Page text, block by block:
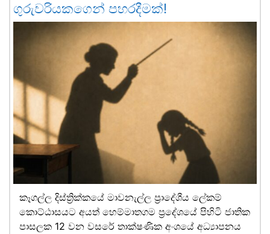
ගුරුවරියකගෙන් පහරදීමක්!
කෑගල්ල දිස්ත්‍රික්කයේ මාවනැල්ල ප්‍රාදේශීය ලේකම්
කොට්ඨාසයට අයත් හෙම්මාතගම ප්‍රදේශයේ පිහිටි ජාතික
පාසලක 12 වන වසරේ තාක්ෂණික අංශයේ අධ්‍යාපනය